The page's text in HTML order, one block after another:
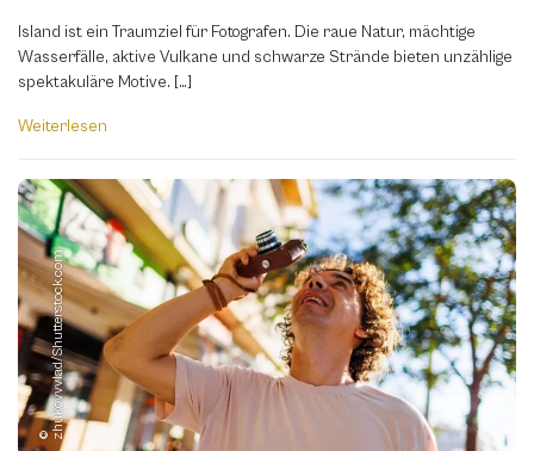
Island ist ein Traumziel für Fotografen. Die raue Natur, mächtige
Wasserfälle, aktive Vulkane und schwarze Strände bieten unzählige
spektakuläre Motive. […]
Weiterlesen
© z
h
u
k
o
v
v
v
l
a
d
/
S
h
u
t
t
e
r
s
t
o
c
k.
c
om